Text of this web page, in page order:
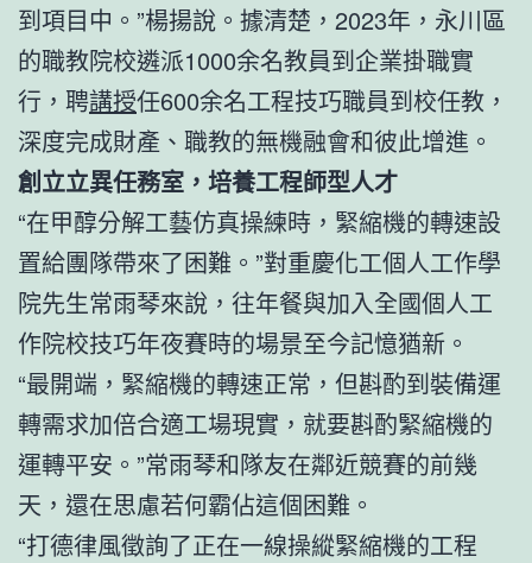
到項目中。”楊揚說。據清楚，2023年，永川區
的職教院校遴派1000余名教員到企業掛職實
行，聘講授任600余名工程技巧職員到校任教，
深度完成財產、職教的無機融會和彼此增進。
創立立異任務室，培養工程師型人才
“在甲醇分解工藝仿真操練時，緊縮機的轉速設
置給團隊帶來了困難。”對重慶化工個人工作學
院先生常雨琴來說，往年餐與加入全國個人工
作院校技巧年夜賽時的場景至今記憶猶新。
“最開端，緊縮機的轉速正常，但斟酌到裝備運
轉需求加倍合適工場現實，就要斟酌緊縮機的
運轉平安。”常雨琴和隊友在鄰近競賽的前幾
天，還在思慮若何霸佔這個困難。
“打德律風徵詢了正在一線操縱緊縮機的工程